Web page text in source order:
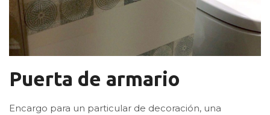
Puerta de armario
Encargo para un particular de decoración, una